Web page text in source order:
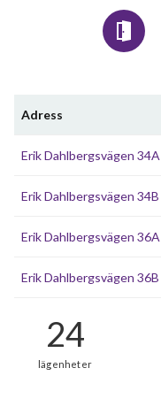
Adress
Erik Dahlbergsvägen 34A
Erik Dahlbergsvägen 34B
Erik Dahlbergsvägen 36A
Erik Dahlbergsvägen 36B